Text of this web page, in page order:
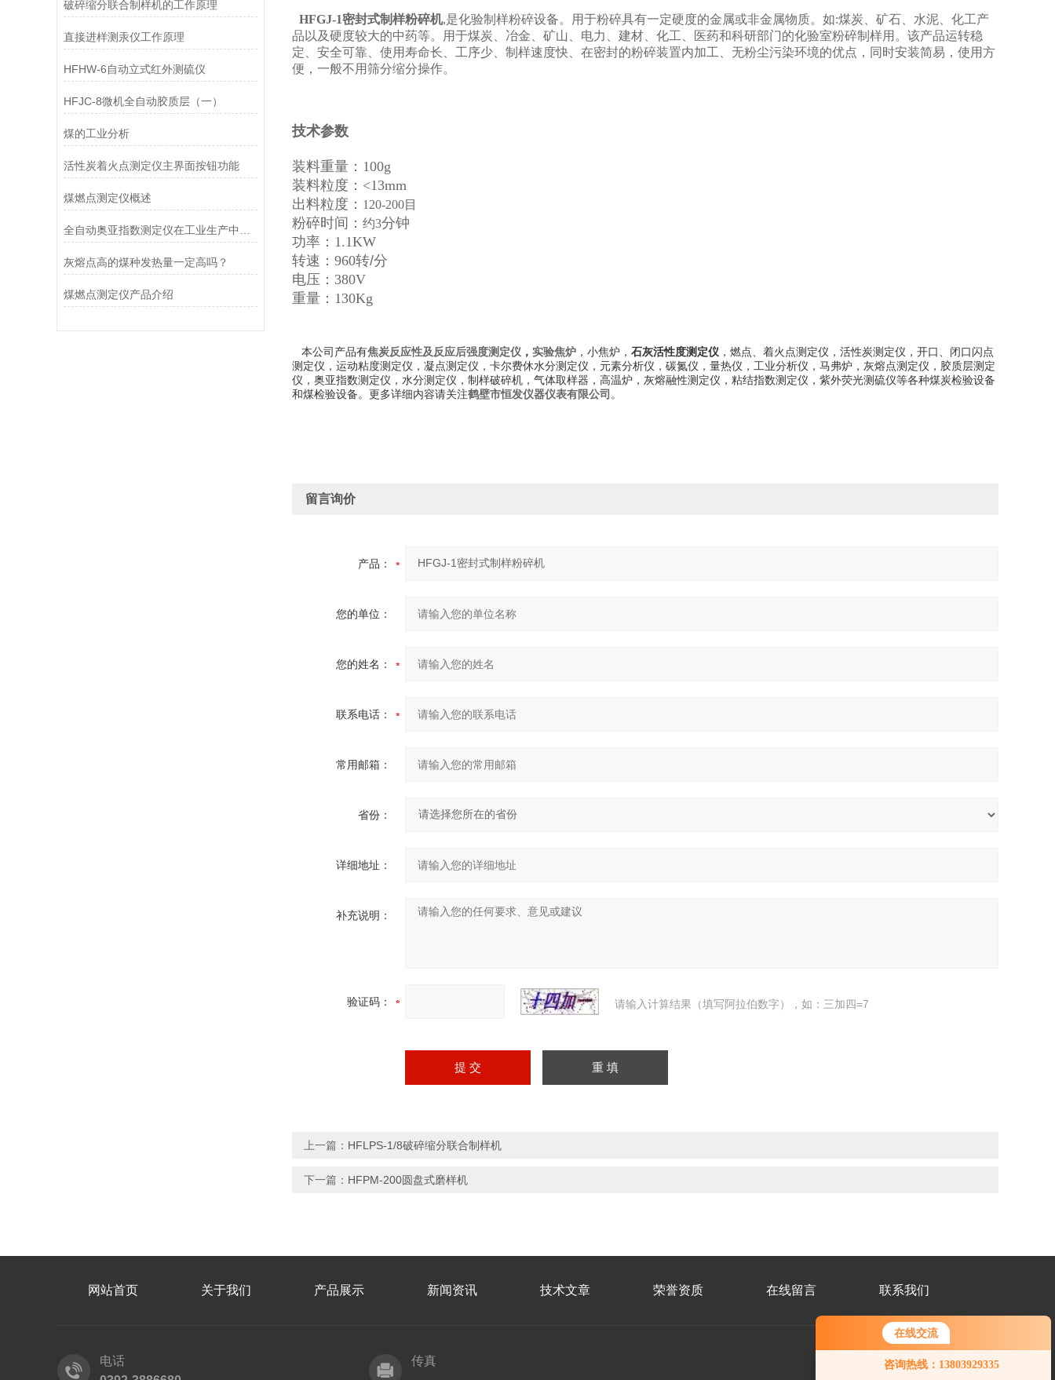
在线交流
咨询热线：13803929335
您好！欢迎前来咨询，很高兴为您
服务，请问您要咨询什么问题呢？
破碎缩分联合制样机的工作原理
直接进样测汞仪工作原理
HFHW-6自动立式红外测硫仪
HFJC-8微机全自动胶质层（一）
煤的工业分析
活性炭着火点测定仪​主界面按钮功能
煤燃点测定仪概述
灰熔点高的煤种发热量一定高吗？
煤燃点测定仪产品介绍
HFGJ-1密封式制样粉碎机,是化验制样粉碎设备。用于粉碎具有一定硬度的金属或非金属物质。如:煤炭、矿石、水泥、化工产
品以及硬度较大的中药等。用于煤炭、冶金、矿山、电力、建材、化工、医药和科研部门的化验室粉碎制样用。该产品运转稳
定、安全可靠、使用寿命长、工序少、制样速度快、在密封的粉碎装置内加工、无粉尘污染环境的优点，同时安装简易，使用方
便，一般不用筛分缩分操作。
技术参数
装料重量：100g
装料粒度：<13mm
出料粒度： 120-200目
粉碎时间： 约3分钟
功率：1.1KW
转速： 960转/分
电压：380V
重量：130Kg
本公司产品有焦炭反应性及反应后强度测定仪 ， 实验焦炉 ，小焦炉， 石灰活性度测定仪 ， 燃点、着火点测定仪，活性炭测定仪，开口、闭口闪点
测定仪，运动粘度测定仪， 凝点测定仪 ， 卡尔费休水分测定仪 ，元素分析仪，碳氮仪，量热仪，工业分析仪，马弗炉，灰熔点测定仪，胶质层测定
仪，奥亚指数测定仪，水分测定仪，制样破碎机，气体取样器，高温炉，灰熔融性测定仪，粘结指数测定仪，紫外荧光测硫仪等各种煤炭检验设备
和煤检验设备。更多详细内容请关注鹤壁市恒发仪器仪表有限公司 。
留言询价
产品：
您的单位：
您的姓名：
联系电话：
常用邮箱：
省份：
详细地址：
补充说明：
验证码： 请输入计算结果（填写阿拉伯数字），如：三加四=7
上一篇： HFLPS-1/8破碎缩分联合制样机
下一篇： HFPM-200圆盘式磨样机
网站首页 关于我们 产品展示 新闻资讯 技术文章 荣誉资质 在线留言 联系我们
电话
传真